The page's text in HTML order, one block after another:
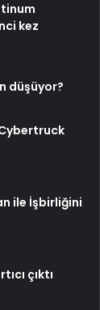
kez
düşüyor?
ile İşbirliğini
çıktı